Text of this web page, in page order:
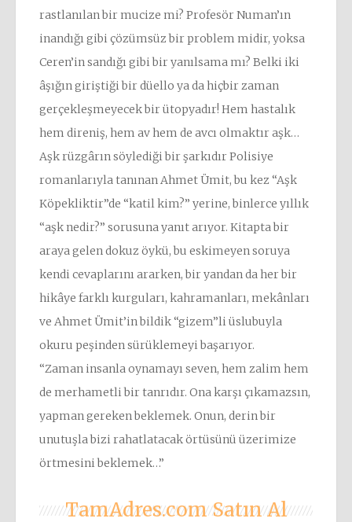
rastlanılan bir mucize mi? Profesör Numan’ın
inandığı gibi çözümsüz bir problem midir, yoksa
Ceren’in sandığı gibi bir yanılsama mı? Belki iki
âşığın giriştiği bir düello ya da hiçbir zaman
gerçekleşmeyecek bir ütopyadır! Hem hastalık
hem direniş, hem av hem de avcı olmaktır aşk…
Aşk rüzgârın söylediği bir şarkıdır Polisiye
romanlarıyla tanınan Ahmet Ümit, bu kez “Aşk
Köpekliktir”de “katil kim?” yerine, binlerce yıllık
“aşk nedir?” sorusuna yanıt arıyor. Kitapta bir
araya gelen dokuz öykü, bu eskimeyen soruya
kendi cevaplarını ararken, bir yandan da her bir
hikâye farklı kurguları, kahramanları, mekânları
ve Ahmet Ümit’in bildik “gizem”li üslubuyla
okuru peşinden sürüklemeyi başarıyor.
“Zaman insanla oynamayı seven, hem zalim hem
de merhametli bir tanrıdır. Ona karşı çıkamazsın,
yapman gereken beklemek. Onun, derin bir
unutuşla bizi rahatlatacak örtüsünü üzerimize
örtmesini beklemek…”
TamAdres.com Satın Al